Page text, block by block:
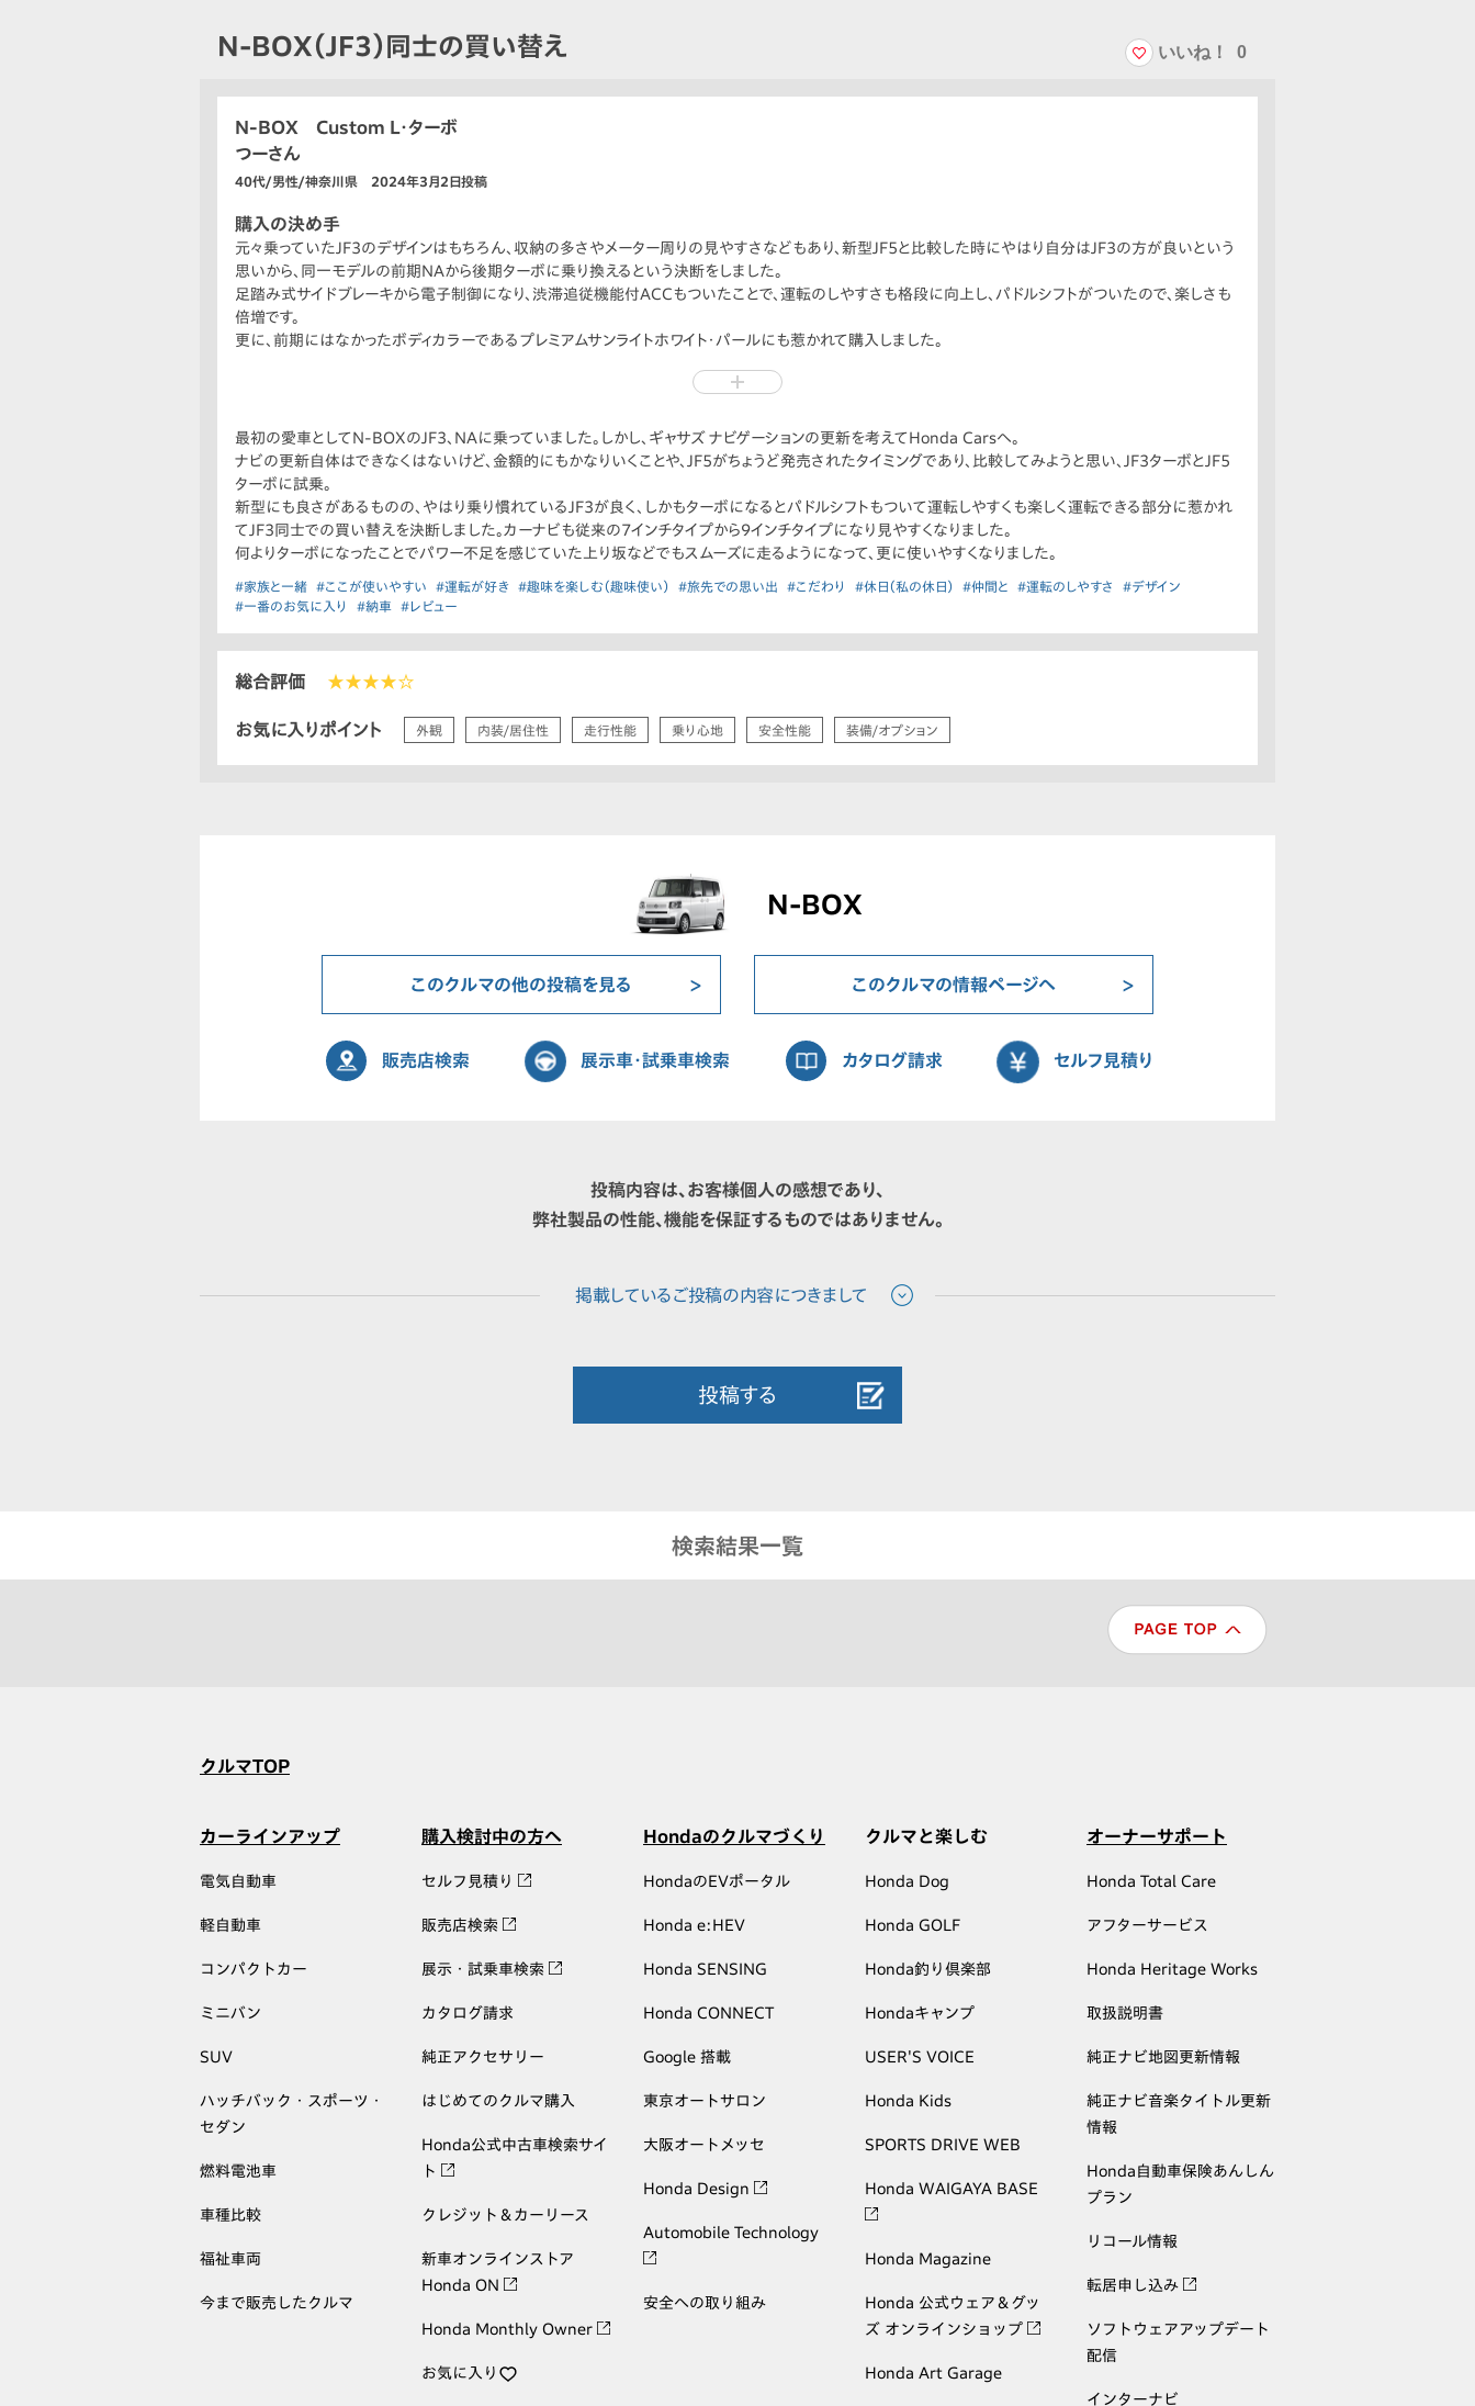
N-BOX（JF3）同士の買い替え いいね！ 0
N-BOX Custom L・ターボ
つーさん
40代/男性/神奈川県 2024年3月2日投稿
購入の決め手
元々乗っていたJF3のデザインはもちろん、収納の多さやメーター周りの見やすさなどもあり、新型JF5と比較した時にやはり自分はJF3の方が良いという
思いから、同一モデルの前期NAから後期ターボに乗り換えるという決断をしました。
足踏み式サイドブレーキから電子制御になり、渋滞追従機能付ACCもついたことで、運転のしやすさも格段に向上し、パドルシフトがついたので、楽しさも
倍増です。
更に、前期にはなかったボディカラーであるプレミアムサンライトホワイト・パールにも惹かれて購入しました。
最初の愛車としてN-BOXのJF3、NAに乗っていました。しかし、ギャサズ ナビゲーションの更新を考えてHonda Carsへ。
ナビの更新自体はできなくはないけど、金額的にもかなりいくことや、JF5がちょうど発売されたタイミングであり、比較してみようと思い、JF3ターボとJF5
ターボに試乗。
新型にも良さがあるものの、やはり乗り慣れているJF3が良く、しかもターボになるとパドルシフトもついて運転しやすくも楽しく運転できる部分に惹かれ
てJF3同士での買い替えを決断しました。カーナビも従来の7インチタイプから9インチタイプになり見やすくなりました。
何よりターボになったことでパワー不足を感じていた上り坂などでもスムーズに走るようになって、更に使いやすくなりました。
#家族と一緒 #ここが使いやすい #運転が好き #趣味を楽しむ（趣味使い） #旅先での思い出 #こだわり #休日（私の休日） #仲間と #運転のしやすさ
#デザイン
#一番のお気に入り
#納車 #レビュー
総合評価 ★★★★☆
お気に入りポイント 外観 内装/居住性 走行性能 乗り心地 安全性能 装備/オプション
N-BOX
このクルマの他の投稿を見る このクルマの情報ページへ
販売店検索 展示車・試乗車検索 カタログ請求 セルフ見積り
投稿内容は、お客様個人の感想であり、
弊社製品の性能、機能を保証するものではありません。
投稿する
検索結果一覧
クルマTOP
カーラインアップ
電気自動車
軽自動車
コンパクトカー
ミニバン
SUV
ハッチバック・スポーツ・
セダン
燃料電池車
車種比較
福祉車両
今まで販売したクルマ
購入検討中の方へ
セルフ見積り
販売店検索
展示・試乗車検索
カタログ請求
純正アクセサリー
はじめてのクルマ購入
Honda公式中古車検索サイ
ト
クレジット＆カーリース
新車オンラインストア
Honda ON
Honda Monthly Owner
お気に入り
Hondaのクルマづくり
HondaのEVポータル
Honda e:HEV
Honda SENSING
Honda CONNECT
Google 搭載
東京オートサロン
大阪オートメッセ
Honda Design
Automobile Technology
安全への取り組み
クルマと楽しむ
Honda Dog
Honda GOLF
Honda釣り倶楽部
Hondaキャンプ
USER'S VOICE
Honda Kids
SPORTS DRIVE WEB
Honda WAIGAYA BASE
Honda Magazine
Honda 公式ウェア＆グッ
ズ オンラインショップ
Honda Art Garage
オーナーサポート
Honda Total Care
アフターサービス
Honda Heritage Works
取扱説明書
純正ナビ地図更新情報
純正ナビ音楽タイトル更新
情報
Honda自動車保険あんしん
プラン
リコール情報
転居申し込み
ソフトウェアアップデート
配信
インターナビ